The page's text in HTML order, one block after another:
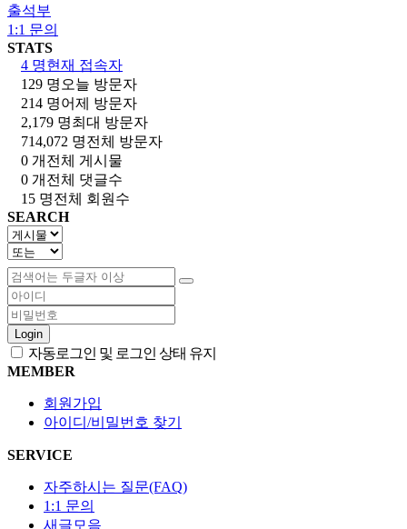
출석부
1:1 문의
STATS
4 명현재 접속자
129 명 오늘 방문자
214 명어제 방문자
2,179 명최대 방문자
714,072 명전체 방문자
0 개 전체 게시물
0 개 전체 댓글수
15 명전체 회원수
SEARCH
Login
자동로그인 및 로그인 상태 유지
MEMBER
회원가입
아이디/비밀번호 찾기
SERVICE
자주하시는 질문(FAQ)
1:1 문의
새글모음